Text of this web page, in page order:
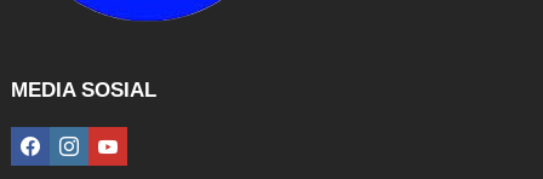
MEDIA SOSIAL
facebookinstagramyoutube